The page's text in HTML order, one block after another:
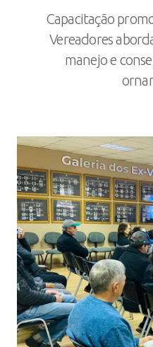
Capacitação
Vereadores
manejo e